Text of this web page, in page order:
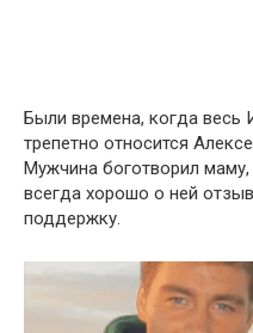
Были времена, когда весь
трепетно относится
Мужчина боготворил
всегда хорошо о ней
поддержку.